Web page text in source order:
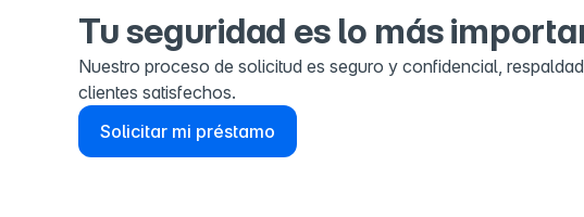
Tu seguridad es lo más
Nuestro proceso de solicitud es seguro y confidencial,
clientes satisfechos.
Solicitar mi préstamo